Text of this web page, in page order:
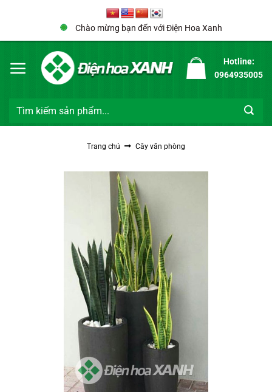
Chào mừng bạn đến với Điện Hoa Xanh
Hotline:
0964935005
Tìm
Trang chủ Cây văn phòng